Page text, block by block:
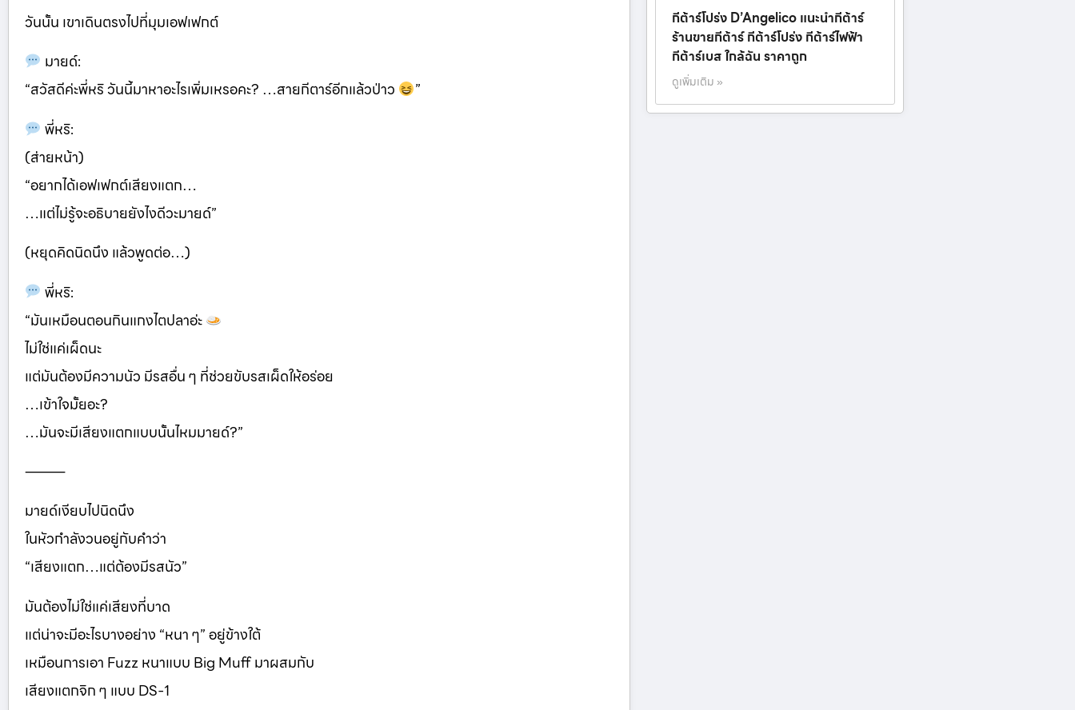
วันนั้น เขาเดินตรงไปที่มุมเอฟเฟกต์
มายด์:
“สวัสดีค่ะพี่หริ วันนี้มาหาอะไรเพิ่มเหรอคะ? …สายกีตาร์อีกแล้วป่าว
”
พี่หริ:
(ส่ายหน้า)
“อยากได้เอฟเฟกต์เสียงแตก…
…แต่ไม่รู้จะอธิบายยังไงดีวะมายด์”
(หยุดคิดนิดนึง แล้วพูดต่อ…)
พี่หริ:
“มันเหมือนตอนกินแกงไตปลาอ่ะ
ไม่ใช่แค่เผ็ดนะ
แต่มันต้องมีความนัว มีรสอื่น ๆ ที่ช่วยขับรสเผ็ดให้อร่อย
…เข้าใจมั้ยอะ?
…มันจะมีเสียงแตกแบบนั้นไหมมายด์?”
⸻
มายด์เงียบไปนิดนึง
ในหัวกำลังวนอยู่กับคำว่า
“เสียงแตก…แต่ต้องมีรสนัว”
มันต้องไม่ใช่แค่เสียงที่บาด
แต่น่าจะมีอะไรบางอย่าง “หนา ๆ” อยู่ข้างใต้
เหมือนการเอา Fuzz หนาแบบ Big Muff มาผสมกับ
เสียงแตกจิก ๆ แบบ DS-1
กีต้าร์โปร่ง D’Angelico แนะนำกีต้าร์
ร้านขายกีต้าร์ กีต้าร์โปร่ง กีต้าร์ไฟฟ้า
กีต้าร์เบส ใกล้ฉัน ราคาถูก
ดูเพิ่มเติม »